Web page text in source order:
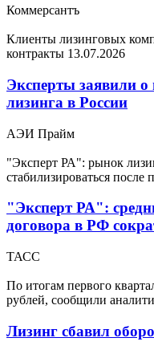
Коммерсантъ
Клиенты лизинговых
контракты 13.07.2026
Эксперты заявили
лизинга в России
АЭИ Прайм
"Эксперт РА": рынок
стабилизироваться после
"Эксперт РА":
договора в РФ
ТАСС
По итогам первого
рублей, сообщили
Лизинг сбавил